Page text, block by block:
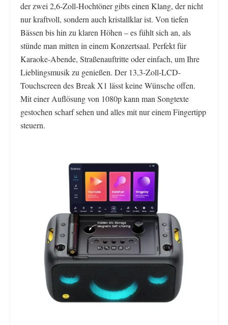
der zwei 2,6-Zoll-Hochtöner gibts einen Klang, der nicht
nur kraftvoll, sondern auch kristallklar ist. Von tiefen
Bässen bis hin zu klaren Höhen – es fühlt sich an, als
stünde man mitten in einem Konzertsaal. Perfekt für
Karaoke-Abende, Straßenauftritte oder einfach, um Ihre
Lieblingsmusik zu genießen. Der 13,3-Zoll-LCD-
Touchscreen des Break X1 lässt keine Wünsche offen.
Mit einer Auflösung von 1080p kann man Songtexte
gestochen scharf sehen und alles mit nur einem Fingertipp
steuern.